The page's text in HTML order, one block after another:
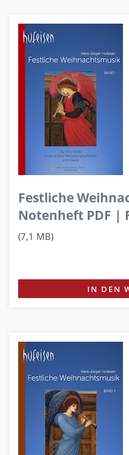
Festliche
Notenheft PDF |
(7,1 MB)
IN DEN